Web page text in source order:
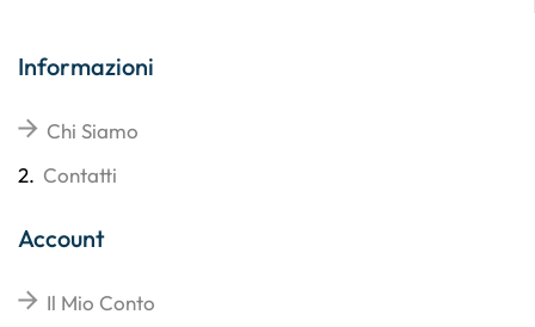
Informazioni
Chi Siamo
2. Contatti
Account
Il Mio Conto